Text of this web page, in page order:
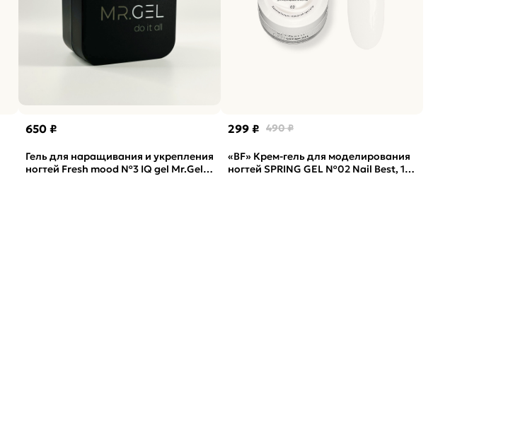
650 ₽
Гель для наращивания и укрепления
ногтей Fresh mood №3 IQ gel Mr.Gel,
299 ₽ 490 ₽
«BF» Крем-гель для моделирования
ногтей SPRING GEL №02 Nail Best, 15